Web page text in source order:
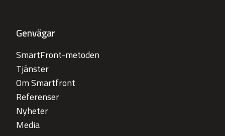
Genvägar
SmartFront-metoden
Tjänster
Om Smartfront
Referenser
Nyheter
Media